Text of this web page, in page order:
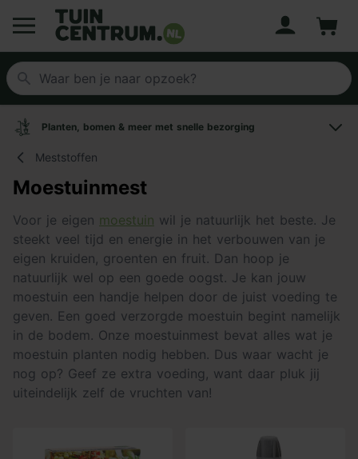
Logo Tuincentrum.nl
Planten, bomen & meer met snelle bezorging
Meststoffen
Moestuinmest
Voor je eigen moestuin wil je natuurlijk het beste. Je
steekt veel tijd en energie in het verbouwen van je
eigen kruiden, groenten en fruit. Dan hoop je
natuurlijk wel op een goede oogst. Je kan jouw
moestuin een handje helpen door de juist voeding te
geven. Een goed verzorgde moestuin begint namelijk
in de bodem. Onze moestuinmest bevat alles wat je
moestuin planten nodig hebben. Dus waar wacht je
nog op? Geef ze extra voeding, want daar pluk jij
uiteindelijk zelf de vruchten van!